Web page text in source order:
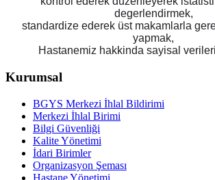
degerlendirmek,
standardize ederek üst makamlarla
yapmak,
Hastanemiz hakkinda sayisal
Kurumsal
BGYS Merkezi İhlal Bildirimi
Merkezi İhlal Birimi
Bilgi Güvenliği
Kalite Yönetimi
İdari Birimler
Organizasyon Şeması
Hastane Yönetimi